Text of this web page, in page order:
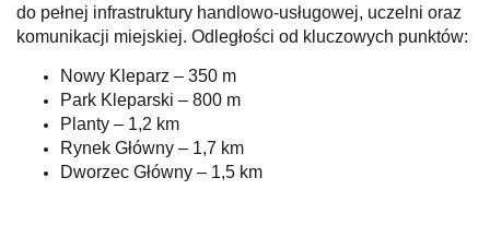
do pełnej infrastruktury handlowo-usługowej, uczelni oraz
komunikacji miejskiej. Odległości od kluczowych punktów:
Nowy Kleparz – 350 m
Park Kleparski – 800 m
Planty – 1,2 km
Rynek Główny – 1,7 km
Dworzec Główny – 1,5 km